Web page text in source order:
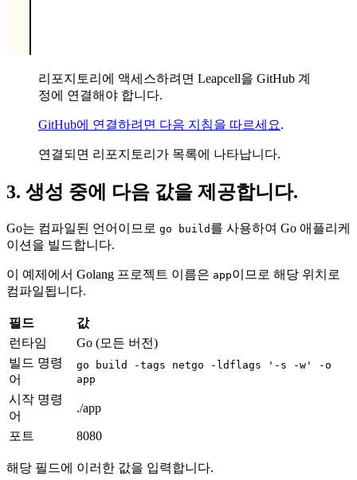
리포지토리에 액세스하려면 Leapcell을 GitHub 계
정에 연결해야 합니다.
GitHub에 연결하려면 다음 지침을 따르세요.
연결되면 리포지토리가 목록에 나타납니다.
3. 생성 중에 다음 값을 제공합니다.
Go는 컴파일된 언어이므로 go build 를 사용하여 Go 애플리케
이션을 빌드합니다.
이 예제에서 Golang 프로젝트 이름은 app이므로 해당 위치로
컴파일됩니다.
필드
값
런타임
Go (모든 버전)
빌드 명령
어
go build -tags netgo -ldflags '-s -w' -o
app
시작 명령
어
./app
포트 8080
해당 필드에 이러한 값을 입력합니다.